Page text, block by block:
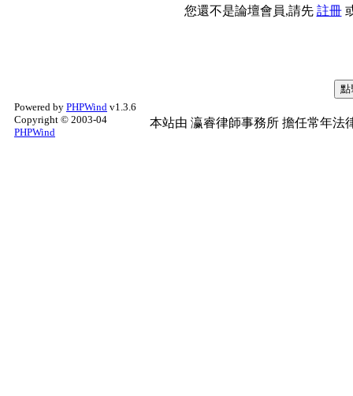
您還不是論壇會員,請先 註冊
Powered by PHPWind v1.3.6
Copyright © 2003-04
PHPWind
本站由 瀛睿律師事務所 擔任常年法